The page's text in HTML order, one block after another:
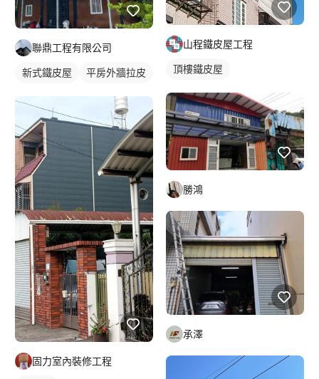
聯鼎工程有限公司
新式鐵皮屋 平房外牆拉皮
固力室內裝修工程
山程鐵皮屋工程
頂樓鐵皮屋
勝鴻
承澤